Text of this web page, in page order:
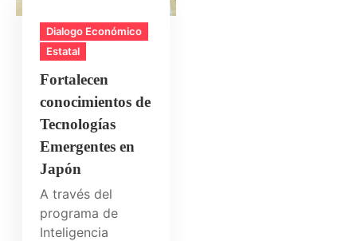
Dialogo Económico
Estatal
Fortalecen
conocimientos de
Tecnologías
Emergentes en
Japón
A través del
programa de
Inteligencia